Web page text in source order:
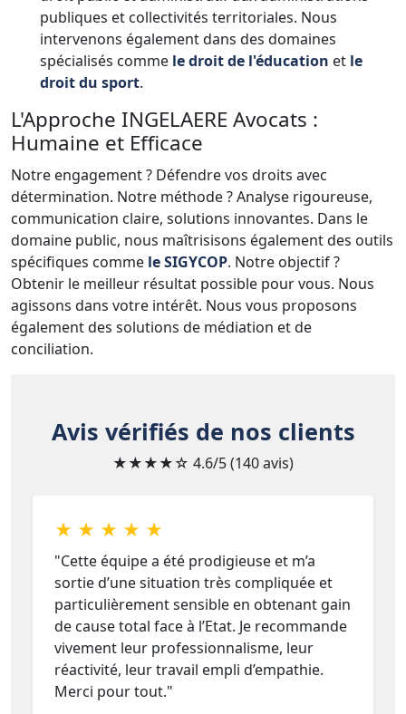
publiques et collectivités territoriales. Nous
intervenons également dans des domaines
spécialisés comme le droit de l'éducation et le
droit du sport.
L'Approche INGELAERE Avocats :
Humaine et Efficace
Notre engagement ? Défendre vos droits avec
détermination. Notre méthode ? Analyse rigoureuse,
communication claire, solutions innovantes. Dans le
domaine public, nous maîtrisisons également des outils
spécifiques comme le SIGYCOP. Notre objectif ?
Obtenir le meilleur résultat possible pour vous. Nous
agissons dans votre intérêt. Nous vous proposons
également des solutions de médiation et de
conciliation.
Avis vérifiés de nos clients
★★★★☆ 4.6/5 (140 avis)
★ ★ ★ ★ ★
"Cette équipe a été prodigieuse et m’a
sortie d’une situation très compliquée et
particulièrement sensible en obtenant gain
de cause total face à l’Etat. Je recommande
vivement leur professionnalisme, leur
réactivité, leur travail empli d’empathie.
Merci pour tout."